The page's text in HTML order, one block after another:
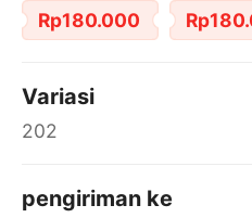
Rp180.000
Variasi
202
pengiriman ke